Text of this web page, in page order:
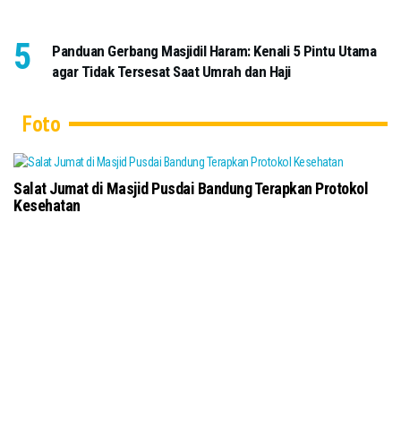
Panduan Gerbang Masjidil Haram: Kenali 5 Pintu Utama
agar Tidak Tersesat Saat Umrah dan Haji
Foto
Salat Jumat di Masjid Pusdai Bandung Terapkan Protokol
Kesehatan